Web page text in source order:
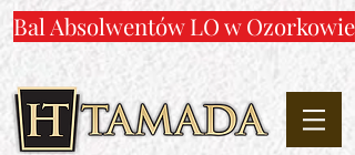
Bal Absolwentów LO w Ozorkowie